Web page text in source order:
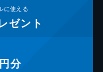
に使える
ゼント
円分